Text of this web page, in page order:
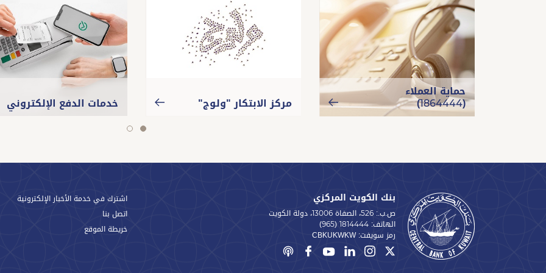
حماية العملاء
(1864444) مركز الابتكار "ولوج" خدمات الدفع الإلكتروني
1
2
بنك الكويت المركزي
ص.ب.: 526، الصفاة 13006، دولة الكويت
الهاتف: (965) 1814444
رمز سويفت:CBKUKWKW
اشترك في خدمة الأخبار الإلكترونية
اتصل بنا
خريطة الموقع